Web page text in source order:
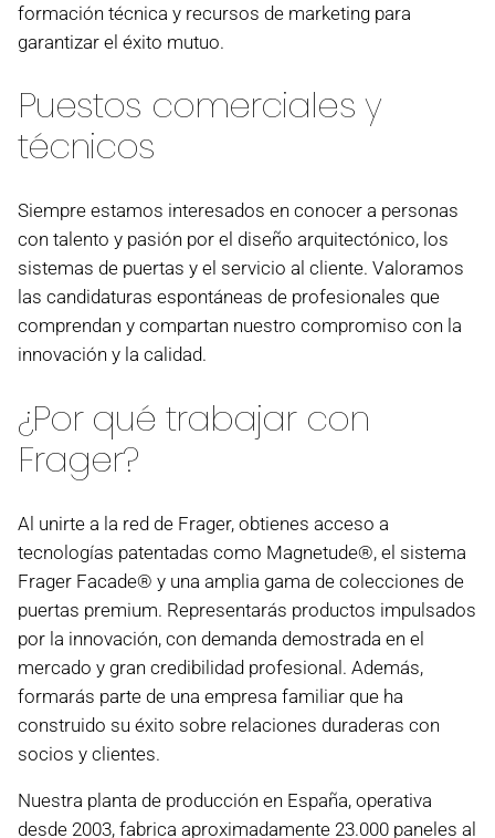
formación técnica y recursos de marketing para
garantizar el éxito mutuo.
Puestos comerciales y
técnicos
Siempre estamos interesados en conocer a personas
con talento y pasión por el diseño arquitectónico, los
sistemas de puertas y el servicio al cliente. Valoramos
las candidaturas espontáneas de profesionales que
comprendan y compartan nuestro compromiso con la
innovación y la calidad.
¿Por qué trabajar con
Frager?
Al unirte a la red de Frager, obtienes acceso a
tecnologías patentadas como Magnetude®, el sistema
Frager Facade® y una amplia gama de colecciones de
puertas premium. Representarás productos impulsados
por la innovación, con demanda demostrada en el
mercado y gran credibilidad profesional. Además,
formarás parte de una empresa familiar que ha
construido su éxito sobre relaciones duraderas con
socios y clientes.
Nuestra planta de producción en España, operativa
desde 2003, fabrica aproximadamente 23.000 paneles al